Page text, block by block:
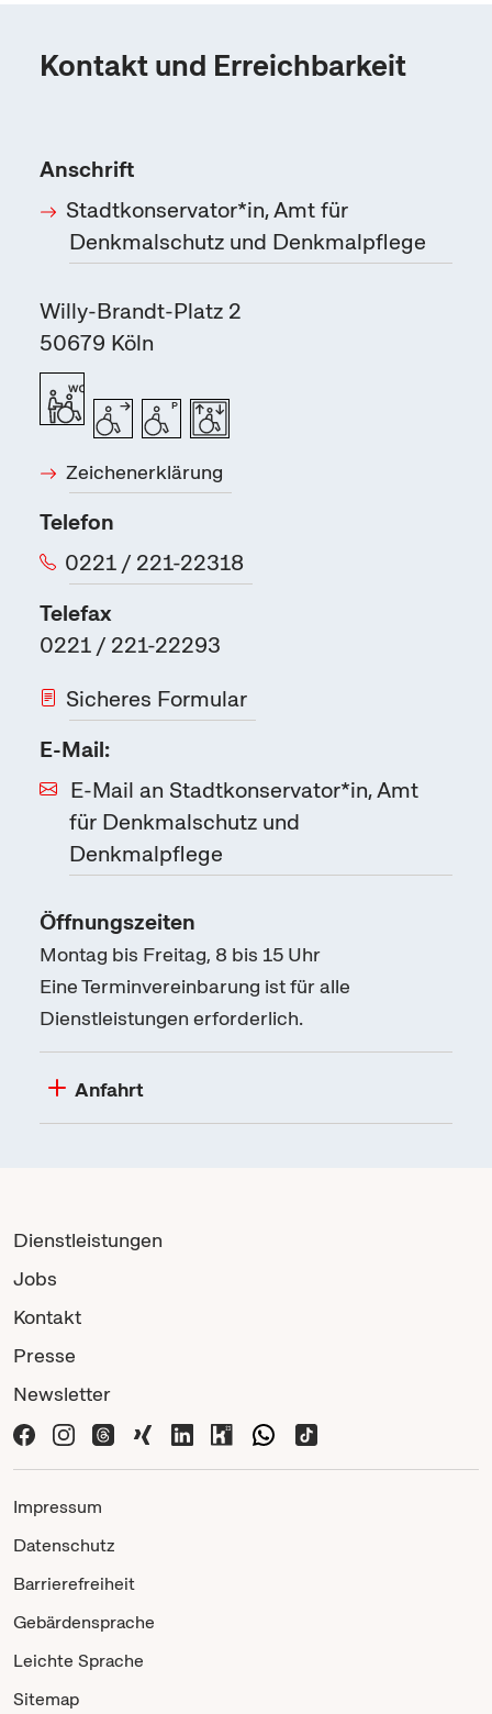
Kontakt und Erreichbarkeit
Anschrift
Stadtkonservator*in, Amt für
Denkmalschutz und Denkmalpflege
Willy-Brandt-Platz 2
50679 Köln
Zeichenerklärung
Telefon
0221 / 221-22318
Telefax
0221 / 221-22293
Sicheres Formular
E-Mail:
E-Mail an Stadtkonservator*in, Amt
für Denkmalschutz und
Denkmalpflege
Öffnungszeiten
Montag bis Freitag, 8 bis 15 Uhr
Eine Terminvereinbarung ist für alle
Dienstleistungen erforderlich.
Anfahrt
Dienstleistungen
Jobs
Kontakt
Presse
Newsletter
Impressum
Datenschutz
Barrierefreiheit
Gebärdensprache
Leichte Sprache
Sitemap